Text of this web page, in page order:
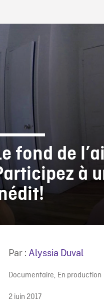
fond de
à
Par : Alyssia Duval
Documentaire, En production